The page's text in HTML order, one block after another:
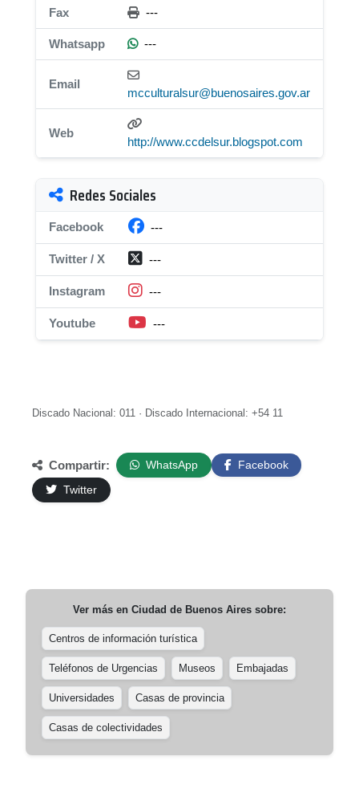
Fax ---
Whatsapp ---
Email
mcculturalsur@buenosaires.gov.ar
Web
http://www.ccdelsur.blogspot.com
Redes Sociales
Facebook ---
Twitter / X ---
Instagram ---
Youtube ---
Discado Nacional: 011 · Discado Internacional: +54 11
Compartir: WhatsApp
Facebook
Twitter
Ver más en Ciudad de Buenos Aires sobre:
Centros de información turística
Teléfonos de Urgencias Museos Embajadas
Universidades Casas de provincia
Casas de colectividades